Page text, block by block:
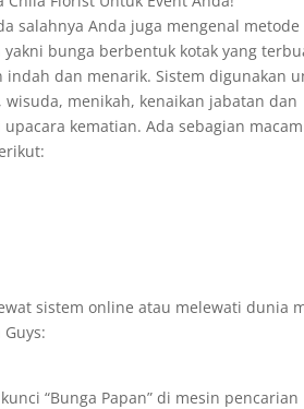
salahnya Anda juga mengenal metode
bunga berbentuk kotak yang
dan menarik. Sistem digunakan
menikah, kenaikan jabatan dan
kematian. Ada sebagian macam
sistem online atau melewati dunia
“Bunga Papan” di mesin pencarian